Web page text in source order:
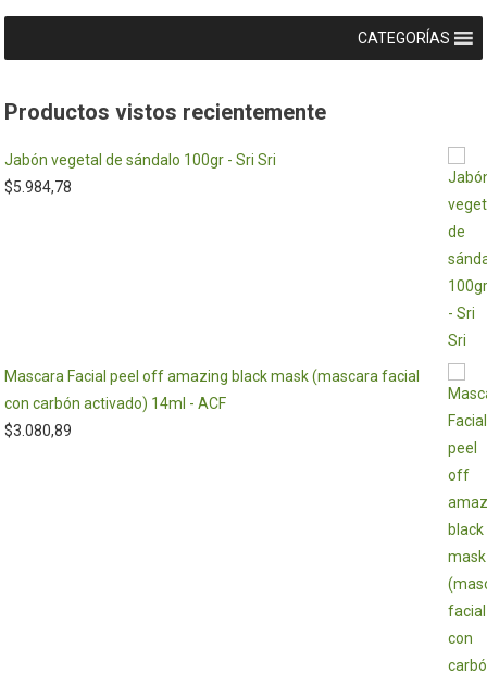
CATEGORÍAS
Productos vistos recientemente
Jabón vegetal de sándalo 100gr - Sri Sri
$5.984,78
Mascara Facial peel off amazing black mask (mascara facial
con carbón activado) 14ml - ACF
$3.080,89